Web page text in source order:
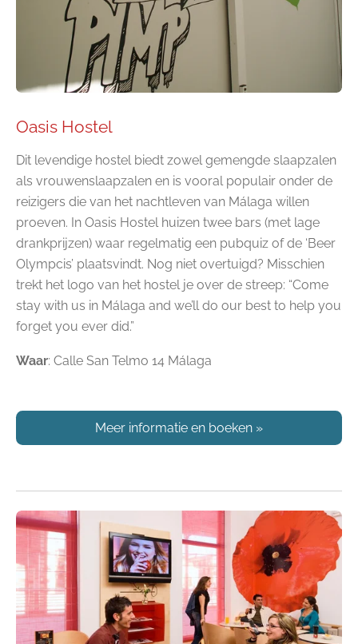
Oasis Hostel
Dit levendige hostel biedt zowel gemengde slaapzalen
als vrouwenslaapzalen en is vooral populair onder de
reizigers die van het nachtleven van Málaga willen
proeven. In Oasis Hostel huizen twee bars (met lage
drankprijzen) waar regelmatig een pubquiz of de ‘Beer
Olympcis’ plaatsvindt. Nog niet overtuigd? Misschien
trekt het logo van het hostel je over de streep: “Come
stay with us in Málaga and we’ll do our best to help you
forget you ever did.”
Waar: Calle San Telmo 14 Málaga
Meer informatie en boeken »